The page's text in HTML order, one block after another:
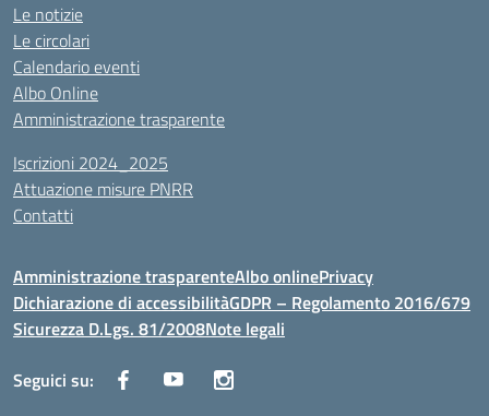
Le notizie
Le circolari
Calendario eventi
Albo Online
Amministrazione trasparente
Iscrizioni 2024_2025
Attuazione misure PNRR
Contatti
Amministrazione trasparenteAlbo onlinePrivacy
Dichiarazione di accessibilitàGDPR – Regolamento 2016/679
Sicurezza D.Lgs. 81/2008Note legali
Seguici su: